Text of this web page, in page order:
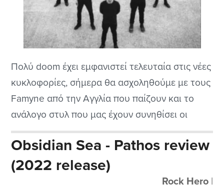
Πολύ doom έχει εμφανιστεί τελευταία στις νέες
κυκλοφορίες, σήμερα θα ασχοληθούμε με τους
Famyne από την Αγγλία που παίζουν και το
ανάλογο στυλ που μας έχουν συνηθίσει οι
γνωστές μπάντες από το Ηνωμένο Βασίλειο.
Έχουν καθαρά φωνητικά και στην αρχή μου
θύμισαν σαν να ακούω τους παλιούς The Cult
σε doom είδος. Βέβαια είναι σχετικά...
Obsidian Sea - Pathos review
(2022 release)
Rock Hero|